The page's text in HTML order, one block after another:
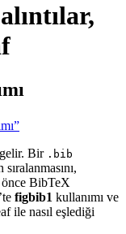
Bir .bib
önce BibTeX
figbib1 kullanımı ve
ile nasıl eşlediği